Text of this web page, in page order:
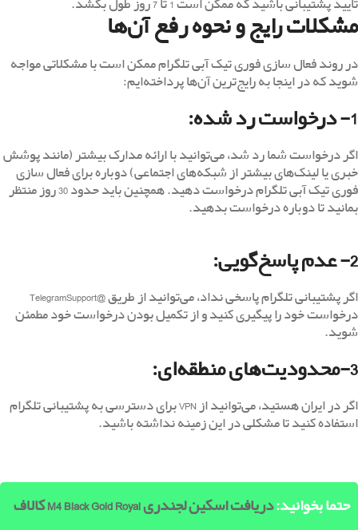
تأیید پشتیبانی باشید که ممکن است 1 تا 7 روز طول بکشد.
مشکلات رایج و نحوه رفع آن‌ها
در روند فعال سازی فوری تیک آبی تلگرام ممکن است با مشکلاتی مواجه
شوید که در اینجا به رایج‌ترین آن‌ها پرداخته‌ایم:
1- درخواست رد شده:
اگر درخواست شما رد شد، می‌توانید با ارائه مدارک بیشتر (مانند پوشش
خبری یا لینک‌های بیشتر از شبکه‌های اجتماعی) دوباره برای فعال سازی
فوری تیک آبی تلگرام درخواست دهید. همچنین باید حدود 30 روز منتظر
بمانید تا دوباره درخواست بدهید.
2- عدم پاسخ‌گویی:
اگر پشتیبانی تلگرام پاسخی نداد، می‌توانید از طریق @TelegramSupport
درخواست خود را پیگیری کنید و از تکمیل بودن درخواست خود مطمئن
شوید.
3-محدودیت‌های منطقه‌ای:
اگر در ایران هستید، می‌توانید از VPN برای دسترسی به پشتیبانی تلگرام
استفاده کنید تا مشکلی در این زمینه نداشته باشید.
حتما بخوانید:
دریافت اسکین لجندری M4 Black Gold Royal کالاف